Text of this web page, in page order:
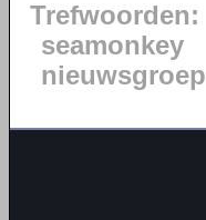
Trefwoorden:
seamonkey
nieuwsgroep